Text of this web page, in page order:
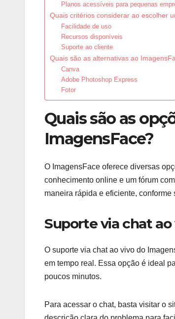
Planos acessíveis para pequenas
Quais critérios considerar ao escolher
Facilidade de uso
Recursos disponíveis
Suporte ao cliente
Quais são as alternativas ao
Canva
Adobe Photoshop Express
Fotor
Quais são as
ImagensFace?
O ImagensFace oferece diversas
conhecimento online e um fórum
maneira rápida e eficiente, conforme
Suporte via chat ao
O suporte via chat ao vivo do
em tempo real. Essa opção é ideal
poucos minutos.
Para acessar o chat, basta visitar o